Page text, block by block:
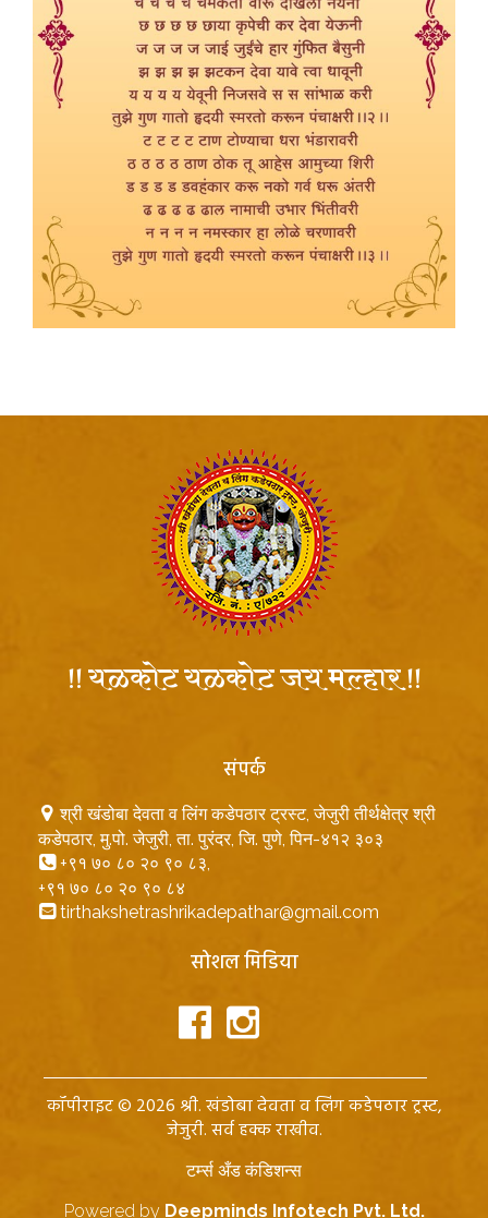
!! यळकोट यळकोट जय मल्हार !!
संपर्क
श्री खंडोबा देवता व लिंग कडेपठार ट्रस्ट, जेजुरी तीर्थक्षेत्र श्री
कडेपठार, मु.पो. जेजुरी, ता. पुरंदर, जि. पुणे, पिन-४१२ ३०३
+९१ ७० ८० २० ९० ८३,
+९१ ७० ८० २० ९० ८४
tirthakshetrashrikadepathar@gmail.com
सोशल मिडिया
कॉपीराइट © 2026 श्री. खंडोबा देवता व लिंग कडेपठार ट्रस्ट,
जेजुरी. सर्व हक्क राखीव.
टर्म्स अँड कंडिशन्स
Powered by Deepminds Infotech Pvt. Ltd.